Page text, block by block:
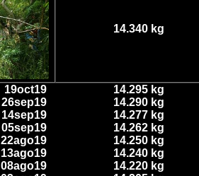
14.340 kg
19oct19
14.295 kg
26sep19
14.290 kg
14sep19
14.277 kg
05sep19
14.262 kg
22ago19
14.250 kg
13ago19
14.240 kg
08ago19
14.220 kg